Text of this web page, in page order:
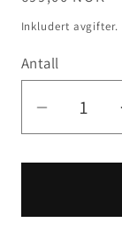
pris
Inkludert avgifter.
Antall
Senk
antallet
for